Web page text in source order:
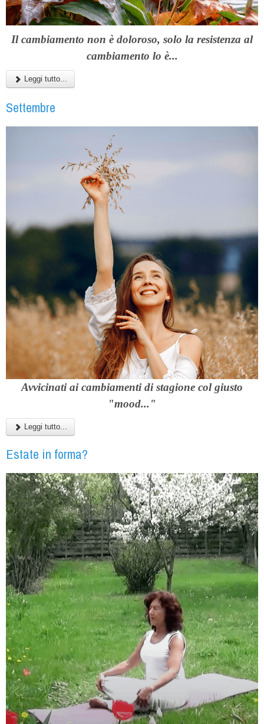
Il cambiamento non è doloroso, solo la resistenza al
cambiamento lo è...
Leggi tutto...
Settembre
Avvicinati ai cambiamenti di stagione col giusto
"mood..."
Leggi tutto...
Estate in forma?